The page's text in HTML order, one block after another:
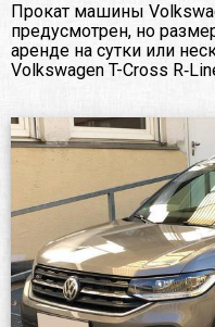
Прокат машины
предусмотрен, но
аренде на сутки или
Volkswagen T-Cross